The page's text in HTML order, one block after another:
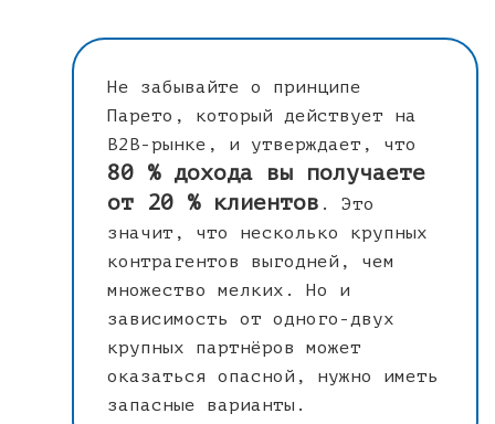
Не забывайте о принципе
Парето, который действует на
B2B-рынке, и утверждает, что
80 % дохода вы получаете
от 20 % клиентов . Это
значит, что несколько крупных
контрагентов выгодней, чем
множество мелких. Но и
зависимость от одного-двух
крупных партнёров может
оказаться опасной, нужно иметь
запасные варианты.